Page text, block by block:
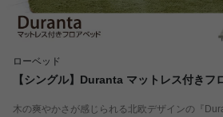
ローベッド
【シングル】Duranta マットレス付きフ
木の爽やかさが感じられる北欧デザインの『